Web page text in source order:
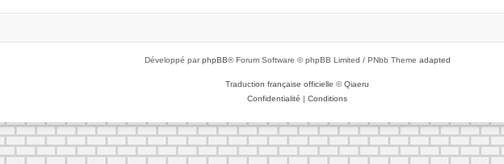
Développé parphpBB® Forum Software © phpBB Limited / PNbb Theme adapted
Traduction française officielle ©Qiaeru
Confidentialité | Conditions